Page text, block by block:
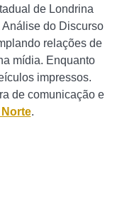
de Londrina
do Discurso
relações de
mídia. Enquanto
impressos.
de comunicação e
.